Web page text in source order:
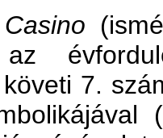
Casino
7.